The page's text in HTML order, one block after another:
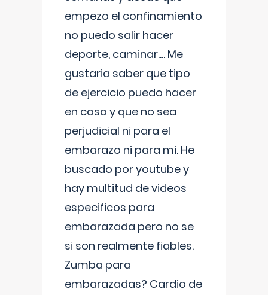
empezo el confinamiento
no puedo salir hacer
deporte, caminar.... Me
gustaria saber que tipo
de ejercicio puedo hacer
en casa y que no sea
perjudicial ni para el
embarazo ni para mi. He
buscado por youtube y
hay multitud de videos
especificos para
embarazada pero no se
si son realmente fiables.
Zumba para
embarazadas? Cardio de